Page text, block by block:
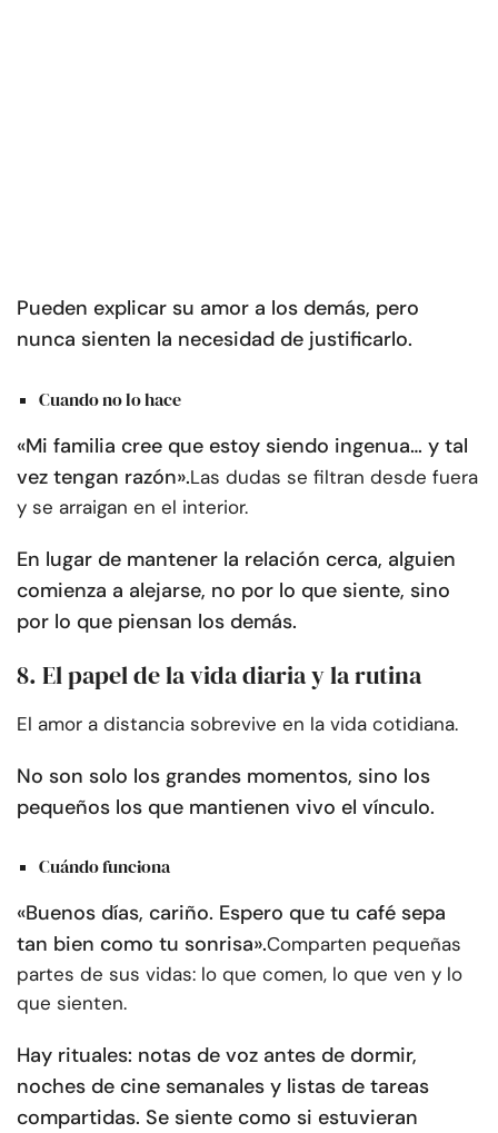
Pueden explicar su amor a los demás, pero
nunca sienten la necesidad de justificarlo.
Cuando no lo hace
«Mi familia cree que estoy siendo ingenua… y tal
vez tengan razón».Las dudas se filtran desde fuera
y se arraigan en el interior.
En lugar de mantener la relación cerca, alguien
comienza a alejarse, no por lo que siente, sino
por lo que piensan los demás.
8. El papel de la vida diaria y la rutina
El amor a distancia sobrevive en la vida cotidiana.
No son solo los grandes momentos, sino los
pequeños los que mantienen vivo el vínculo.
Cuándo funciona
«Buenos días, cariño. Espero que tu café sepa
tan bien como tu sonrisa».Comparten pequeñas
partes de sus vidas: lo que comen, lo que ven y lo
que sienten.
Hay rituales: notas de voz antes de dormir,
noches de cine semanales y listas de tareas
compartidas. Se siente como si estuvieran